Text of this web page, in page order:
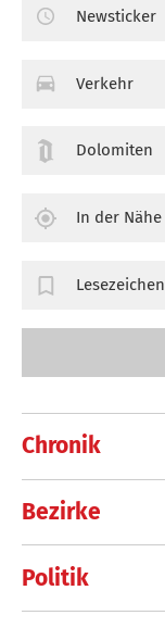
Chronik
Bezirke
Politik
Newsticker
Verkehr
Dolomiten
In der Nähe
Lesezeichen